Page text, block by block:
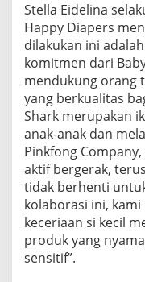
Stella Eidelina
Happy Diapers
dilakukan ini
komitmen dari
mendukung orang
yang berkualitas
Shark merupakan
anak-anak dan
Pinkfong
aktif bergerak,
tidak berhenti
kolaborasi ini,
keceriaan si kecil
produk yang
sensitif”.